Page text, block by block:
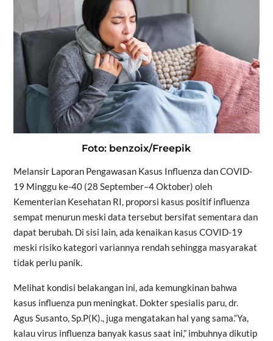
Foto: benzoix/Freepik
Melansir Laporan Pengawasan Kasus Influenza dan COVID-
19 Minggu ke-40 (28 September–4 Oktober) oleh
Kementerian Kesehatan RI, proporsi kasus positif influenza
sempat menurun meski data tersebut bersifat sementara dan
dapat berubah. Di sisi lain, ada kenaikan kasus COVID-19
meski risiko kategori variannya rendah sehingga masyarakat
tidak perlu panik.
Melihat kondisi belakangan ini, ada kemungkinan bahwa
kasus influenza pun meningkat. Dokter spesialis paru, dr.
Agus Susanto, Sp.P(K)., juga mengatakan hal yang sama.“Ya,
kalau virus influenza banyak kasus saat ini,” imbuhnya dikutip